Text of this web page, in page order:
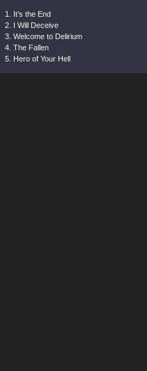
It’s the End
I Will Deceive
Welcome to Delirium
The Fallen
Hero of Your Hell